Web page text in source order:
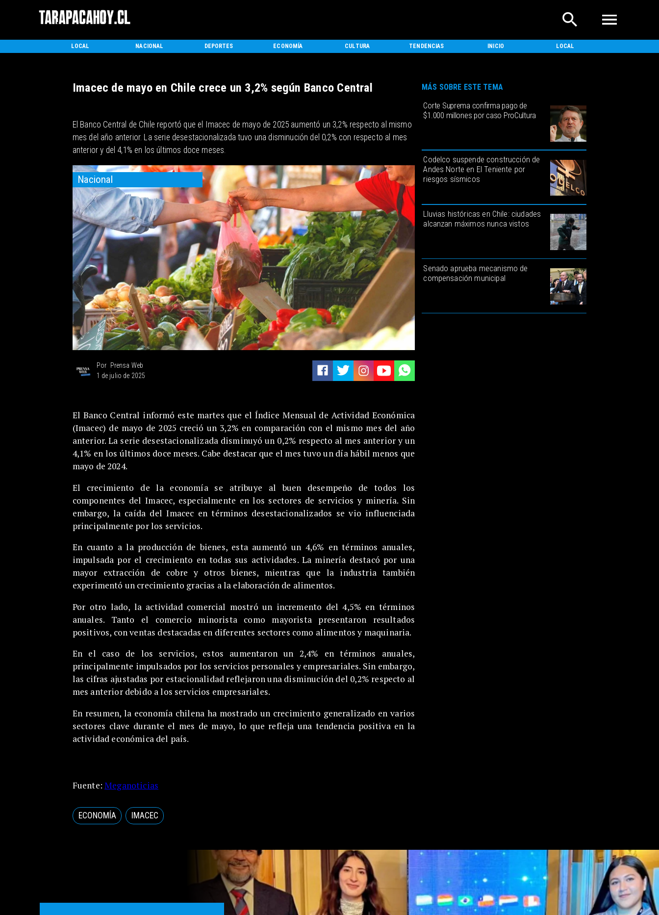
LOCAL NACIONAL DEPORTES ECONOMÍA CULTURA TENDENCIAS INICIO LOCAL
Nacional
Prensa Web
Por
1 de julio de 2025
Corte Suprema confirma pago de
$1.000 millones por caso ProCultura
Codelco suspende construcción de
Andes Norte en El Teniente por
riesgos sísmicos
Lluvias históricas en Chile: ciudades
alcanzan máximos nunca vistos
Senado aprueba mecanismo de
compensación municipal
MÁS SOBRE ESTE TEMA
Imacec de mayo en Chile crece un 3,2% según Banco Central
El Banco Central de Chile reportó que el Imacec de mayo de 2025 aumentó un 3,2% respecto al mismo
mes del año anterior. La serie desestacionalizada tuvo una disminución del 0,2% con respecto al mes
anterior y del 4,1% en los últimos doce meses.
El Banco Central informó este martes que el Índice Mensual de Actividad Económica
(Imacec) de mayo de 2025 creció un 3,2% en comparación con el mismo mes del año
anterior. La serie desestacionalizada disminuyó un 0,2% respecto al mes anterior y un
4,1% en los últimos doce meses. Cabe destacar que el mes tuvo un día hábil menos que
mayo de 2024.
El crecimiento de la economía se atribuye al buen desempeño de todos los
componentes del Imacec, especialmente en los sectores de servicios y minería. Sin
embargo, la caída del Imacec en términos desestacionalizados se vio influenciada
principalmente por los servicios.
En cuanto a la producción de bienes, esta aumentó un 4,6% en términos anuales,
impulsada por el crecimiento en todas sus actividades. La minería destacó por una
mayor extracción de cobre y otros bienes, mientras que la industria también
experimentó un crecimiento gracias a la elaboración de alimentos.
Por otro lado, la actividad comercial mostró un incremento del 4,5% en términos
anuales. Tanto el comercio minorista como mayorista presentaron resultados
positivos, con ventas destacadas en diferentes sectores como alimentos y maquinaria.
En el caso de los servicios, estos aumentaron un 2,4% en términos anuales,
principalmente impulsados por los servicios personales y empresariales. Sin embargo,
las cifras ajustadas por estacionalidad reflejaron una disminución del 0,2% respecto al
mes anterior debido a los servicios empresariales.
En resumen, la economía chilena ha mostrado un crecimiento generalizado en varios
sectores clave durante el mes de mayo, lo que refleja una tendencia positiva en la
actividad económica del país.
Fuente:Meganoticias
ECONOMÍA IMACEC